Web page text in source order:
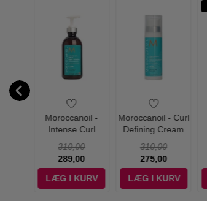
Moroccanoil -
Intense Curl
310,00
289,00
LÆG I KURV
Moroccanoil - Curl
Defining Cream
310,00
275,00
LÆG I KURV